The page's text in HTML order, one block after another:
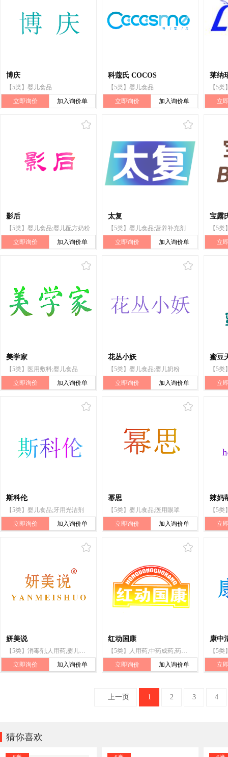
博庆
【5类】婴儿食品
立即询价
加入询价单
科蔻氏 COCOS
【5类】婴儿食品
立即询价
加入询价单
莱纳
【5
立
影后
【5类】婴儿食品;婴儿配方奶粉
立即询价
加入询价单
太复
【5类】婴儿食品;营养补充剂
立即询价
加入询价单
宝露
【5
立
美学家
【5类】医用敷料;婴儿食品
立即询价
加入询价单
花丛小妖
【5类】婴儿食品;婴儿奶粉
立即询价
加入询价单
蜜豆
【5
立
斯科伦
【5类】婴儿食品;牙用光洁剂
立即询价
加入询价单
幂思
【5类】婴儿食品;医用眼罩
立即询价
加入询价单
辣妈
【5
立
妍美说
【5类】消毒剂;人用药;婴儿食品;医用棉;牙用研磨剂;补药;医用营养品;兽医用药;婴儿尿布;杀虫剂
立即询价
加入询价单
红动国康
【5类】人用药;中药成药;药酒;医用营养品;婴儿食品;中药袋;药枕;卫生巾;杀虫剂;医药制剂
立即询价
加入询价单
康中
立
上一页 1 2 3 4
猜你喜欢